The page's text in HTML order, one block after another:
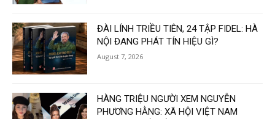
ĐÀI LÍNH TRIỀU TIÊN, 24 TẬP FIDEL: HÀ
NỘI ĐANG PHÁT TÍN HIỆU GÌ?
August 7, 2026
HÀNG TRIỆU NGƯỜI XEM NGUYỄN
PHƯƠNG HẰNG: XÃ HỘI VIỆT NAM